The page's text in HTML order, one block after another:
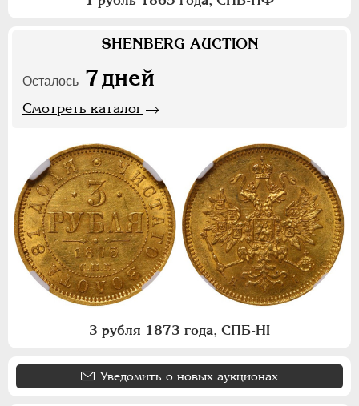
SHENBERG AUCTION
Осталось 7дней
Смотреть каталог
3 рубля 1873 года, СПБ-НI
Уведомить о новых аукционах